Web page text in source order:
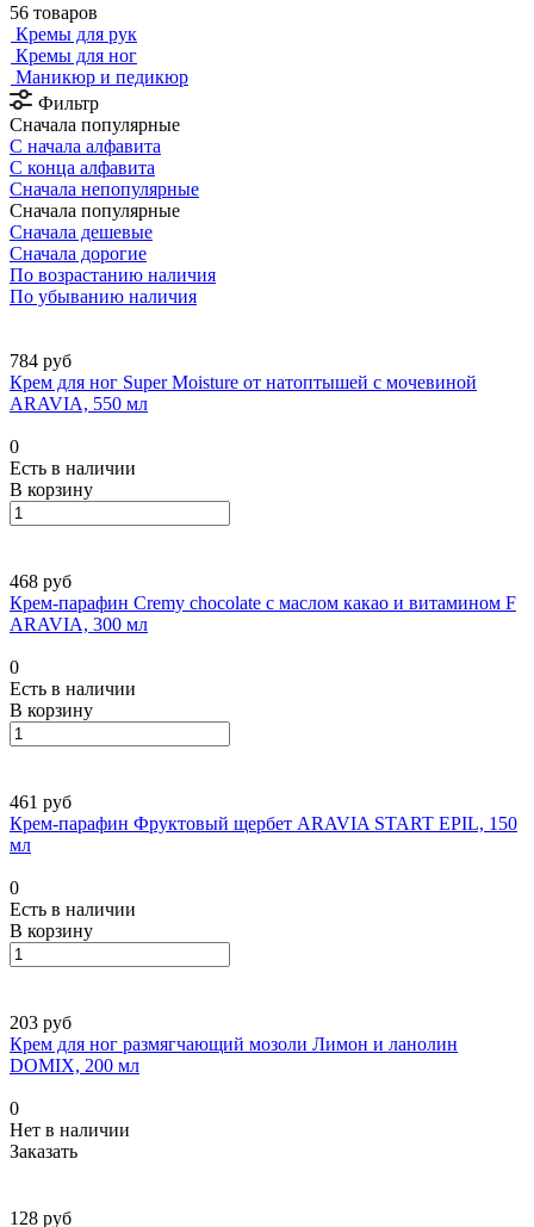
56 товаров
Кремы для рук
Кремы для ног
Маникюр и педикюр
Фильтр
Сначала популярные
С начала алфавита
С конца алфавита
Сначала непопулярные
Сначала популярные
Сначала дешевые
Сначала дорогие
По возрастанию наличия
По убыванию наличия
784 руб
Крем для ног Super Moisture от натоптышей с мочевиной
ARAVIA, 550 мл
0
Есть в наличии
В корзину
468 руб
Крем-парафин Cremy chocolate с маслом какао и витамином F
ARAVIA, 300 мл
0
Есть в наличии
В корзину
461 руб
Крем-парафин Фруктовый щербет ARAVIA START EPIL, 150
мл
0
Есть в наличии
В корзину
203 руб
Крем для ног размягчающий мозоли Лимон и ланолин
DOMIX, 200 мл
0
Нет в наличии
Заказать
128 руб